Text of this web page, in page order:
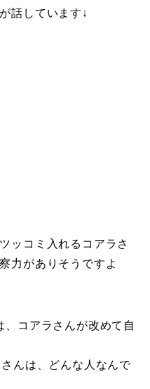
話しています↓
ッコミ入れるコアラさ
力がありそうですよ
、コアラさんが改めて自
んは、どんな人なんで